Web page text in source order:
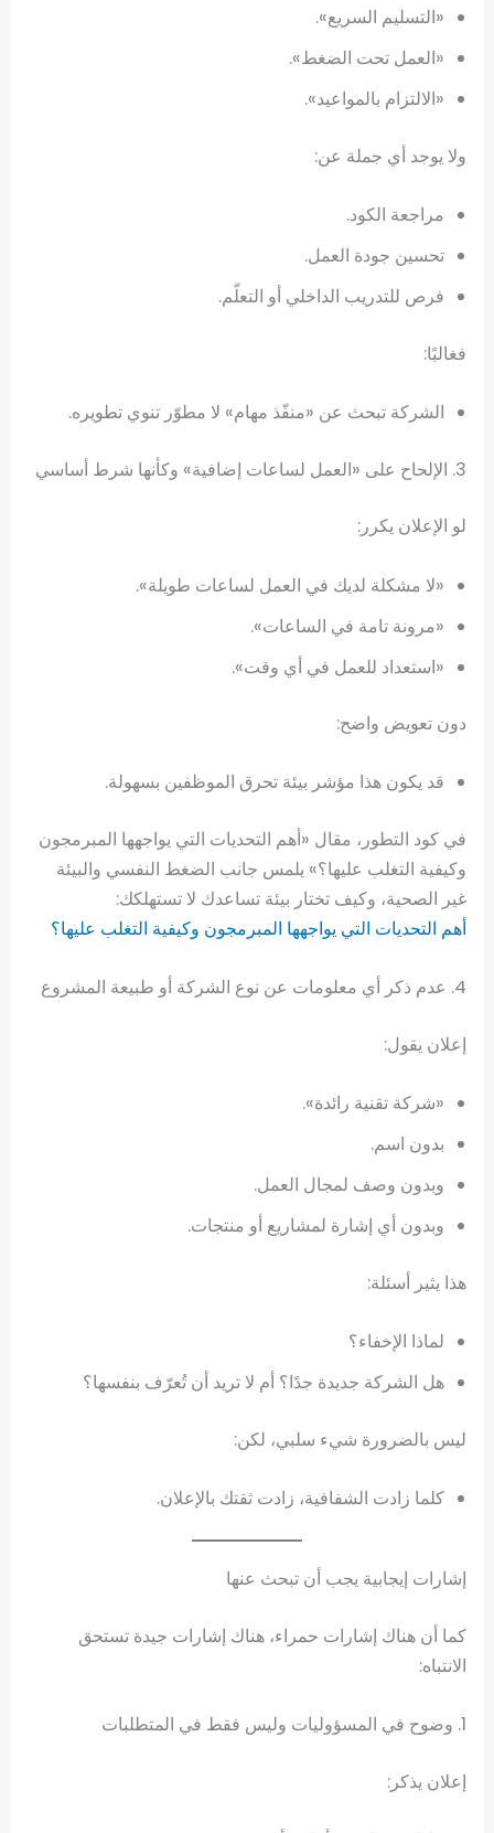
«التسليم السريع».
«العمل تحت الضغط».
«الالتزام بالمواعيد».
ولا يوجد أي جملة عن:
مراجعة الكود.
تحسين جودة العمل.
فرص للتدريب الداخلي أو التعلّم.
فغالبًا:
الشركة تبحث عن «منفّذ مهام» لا مطوّر تنوي تطويره.
3. الإلحاح على «العمل لساعات إضافية» وكأنها شرط أساسي
لو الإعلان يكرر:
«لا مشكلة لديك في العمل لساعات طويلة».
«مرونة تامة في الساعات».
«استعداد للعمل في أي وقت».
دون تعويض واضح:
قد يكون هذا مؤشر بيئة تحرق الموظفين بسهولة.
في كود التطور، مقال «أهم التحديات التي يواجهها المبرمجون
وكيفية التغلب عليها؟» يلمس جانب الضغط النفسي والبيئة
غير الصحية، وكيف تختار بيئة تساعدك لا تستهلكك:
أهم التحديات التي يواجهها المبرمجون وكيفية التغلب عليها؟
4. عدم ذكر أي معلومات عن نوع الشركة أو طبيعة المشروع
إعلان يقول:
«شركة تقنية رائدة».
بدون اسم.
وبدون وصف لمجال العمل.
وبدون أي إشارة لمشاريع أو منتجات.
هذا يثير أسئلة:
لماذا الإخفاء؟
هل الشركة جديدة جدًا؟ أم لا تريد أن تُعرّف بنفسها؟
ليس بالضرورة شيء سلبي، لكن:
كلما زادت الشفافية، زادت ثقتك بالإعلان.
إشارات إيجابية يجب أن تبحث عنها
كما أن هناك إشارات حمراء، هناك إشارات جيدة تستحق
الانتباه:
1. وضوح في المسؤوليات وليس فقط في المتطلبات
إعلان يذكر: